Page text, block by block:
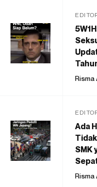
Risma
Ada
SMK
Risma